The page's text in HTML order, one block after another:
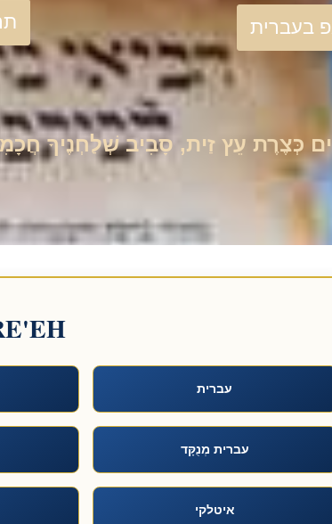
בעברית
כְּצֶרֶת עֵץ זַית, סָבִיב שְׁלַחְנֶיךָ
עברית
עברית מְנֻקָּד
איטלקי